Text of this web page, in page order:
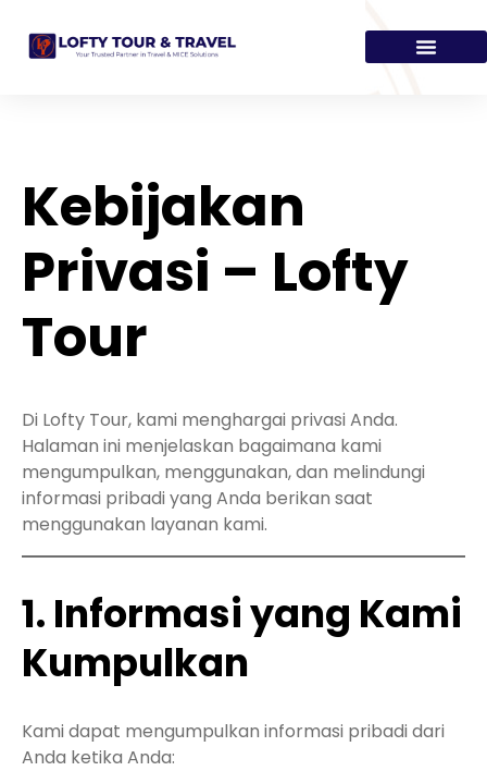
Kebijakan
Privasi – Lofty
Tour
Di Lofty Tour, kami menghargai privasi Anda.
Halaman ini menjelaskan bagaimana kami
mengumpulkan, menggunakan, dan melindungi
informasi pribadi yang Anda berikan saat
menggunakan layanan kami.
1. Informasi yang Kami
Kumpulkan
Kami dapat mengumpulkan informasi pribadi dari
Anda ketika Anda: